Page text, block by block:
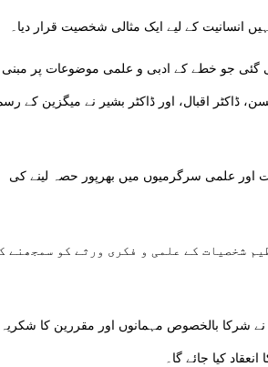
انسانیت کے لیے ایک مثالی شخصیت قرار دیا۔
گئی جو خطے کے ادبی و علمی موضوعات پر مبنی
ڈاکٹر اقبال، اور ڈاکٹر بشیر نے میگزین کے
اور علمی سرگرمیوں میں بھرپور حصہ لینے کی
شخصیات کے علمی و فکری ورثے کو سمجھنے
شرکا بالخصوص مہمانوں اور مقررین کا شکریہ
کیا جائے گا۔